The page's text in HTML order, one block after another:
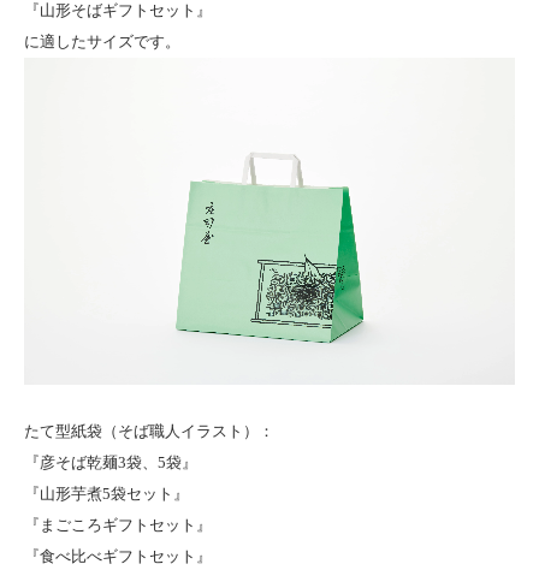
『山形そばギフトセット』
に適したサイズです。
たて型紙袋（そば職人イラスト）：
『彦そば乾麺3袋、5袋』
『山形芋煮5袋セット』
『まごころギフトセット』
『食べ比べギフトセット』